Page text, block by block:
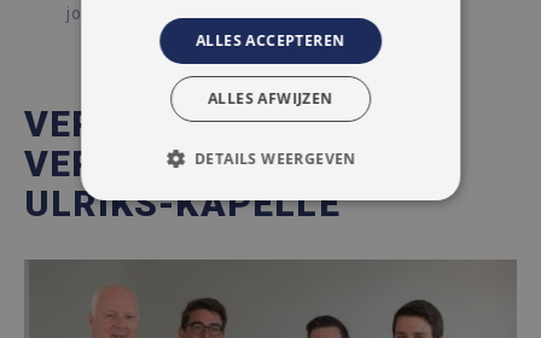
jouw appartement
VERKOPEN MET
VERTROUWEN IN SINT-
ULRIKS-KAPELLE
ALLES ACCEPTEREN
ALLES AFWIJZEN
DETAILS WEERGEVEN
STRIKT NOODZAKELIJK
FUNCTIONEEL